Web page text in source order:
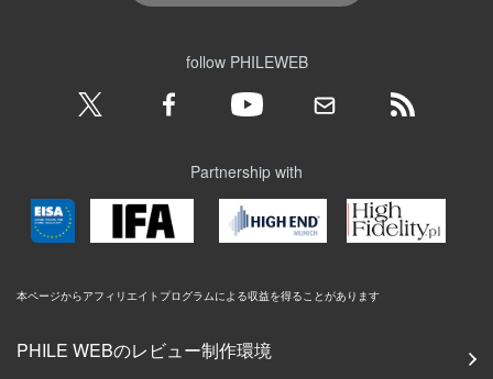
follow PHILEWEB
Partnership with
本ページからアフィリエイトプログラムによる収益を得ることがあります
PHILE WEBのレビュー制作環境